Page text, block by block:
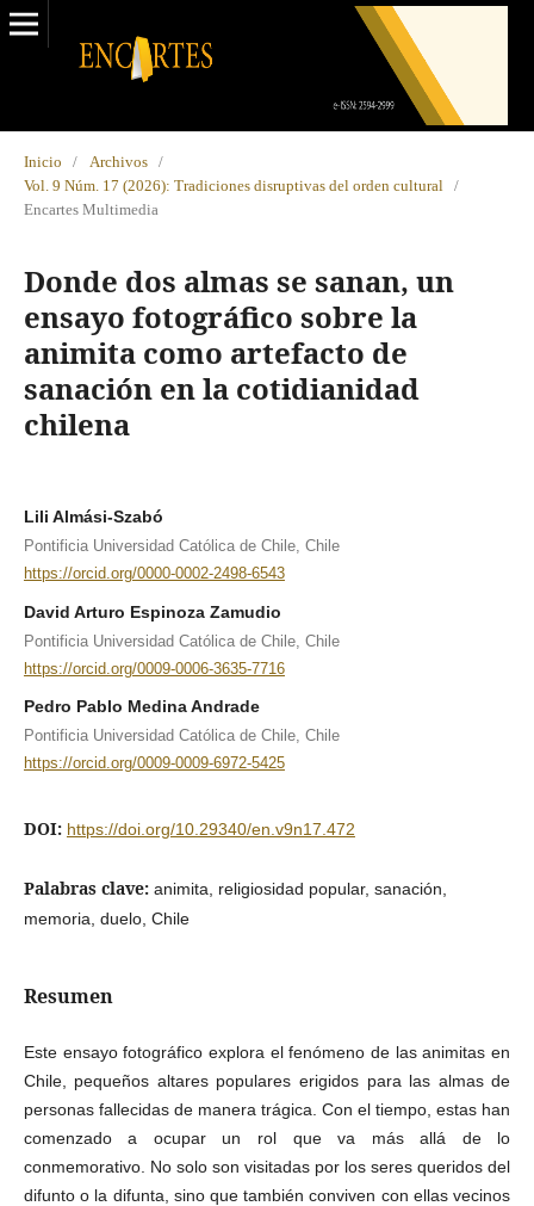
Inicio / Archivos
/
Vol. 9 Núm. 17 (2026): Tradiciones disruptivas del orden cultural
/
Encartes Multimedia
Donde dos almas se sanan, un
ensayo fotográfico sobre la
animita como artefacto de
sanación en la cotidianidad
chilena
Lili Almási-Szabó
Pontificia Universidad Católica de Chile, Chile
https://orcid.org/0000-0002-2498-6543
David Arturo Espinoza Zamudio
Pontificia Universidad Católica de Chile, Chile
https://orcid.org/0009-0006-3635-7716
Pedro Pablo Medina Andrade
Pontificia Universidad Católica de Chile, Chile
https://orcid.org/0009-0009-6972-5425
DOI: https://doi.org/10.29340/en.v9n17.472
Palabras clave: animita, religiosidad popular, sanación,
memoria, duelo, Chile
Resumen
Este ensayo fotográfico explora el fenómeno de las animitas en
Chile, pequeños altares populares erigidos para las almas de
personas fallecidas de manera trágica. Con el tiempo, estas han
comenzado a ocupar un rol que va más allá de lo
conmemorativo. No solo son visitadas por los seres queridos del
difunto o la difunta, sino que también conviven con ellas vecinos